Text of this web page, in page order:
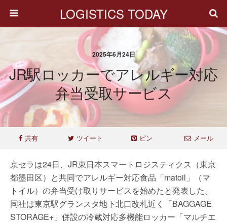
LOGISTICS TODAY
2025年6月24日
JR駅ロッカーでアレルギー対応
弁当受取サービス
共有 ツイート ピン メール
京セラは24日、JR東日本スマートロジスティクス（東京
都墨田区）と共同でアレルギー対応食品「matoil」（マ
トイル）の弁当受け取りサービスを始めたと発表した。
同社は東京駅グランスタ地下北口改札近く「BAGGAGE
STORAGE+」併設の冷蔵対応多機能ロッカー「マルチエ